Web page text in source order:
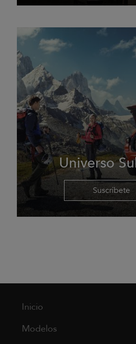
Universo
Suscríbete
Inicio
Modelos